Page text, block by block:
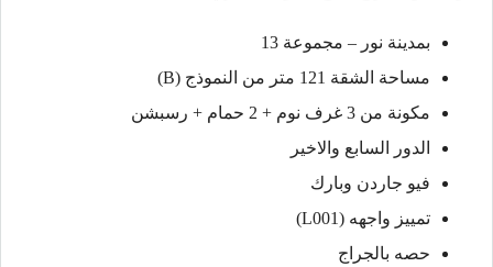
بمدينة نور – مجموعة 13
مساحة الشقة 121 متر من النموذج (B)
مكونة من 3 غرف نوم + 2 حمام + رسبشن
الدور السابع والاخير
فيو جاردن وبارك
تمييز واجهه (L001)
حصه بالجراج